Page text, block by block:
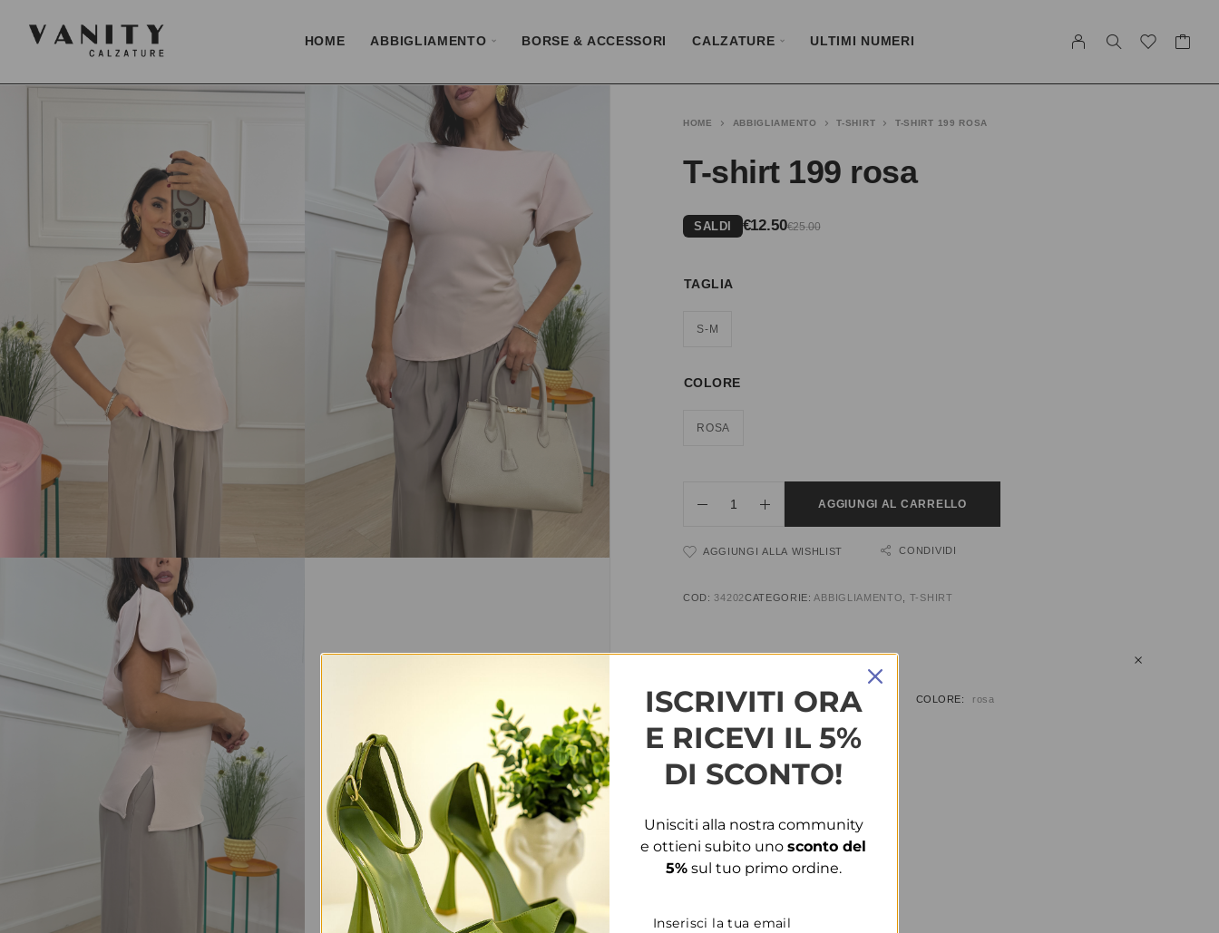
HOME ABBIGLIAMENTO BORSE & ACCESSORI CALZATURE ULTIMI NUMERI
HOME ABBIGLIAMENTO T-SHIRT T-SHIRT 199 ROSA
T-shirt 199 rosa
SALDI €25.00
€12.50
TAGLIA
S-M
COLORE
ROSA
AGGIUNGI AL CARRELLO
AGGIUNGI ALLA WISHLIST CONDIVIDI
COD:34202CATEGORIE:ABBIGLIAMENTO T-SHIRT
INFORMAZIONI AGGIUNTIVE
TAGLIA S-M, M-L COLORE rosa
ISCRIVITI ORA
E RICEVI IL 5%
DI SCONTO!
Unisciti alla nostra community
e ottieni subito uno sconto del
5%sul tuo primo ordine.